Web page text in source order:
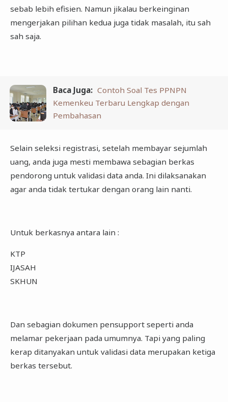
sebab lebih efisien. Namun jikalau berkeinginan
mengerjakan pilihan kedua juga tidak masalah, itu sah
sah saja.
Baca Juga: Contoh Soal Tes PPNPN
Kemenkeu Terbaru Lengkap dengan
Pembahasan
Selain seleksi registrasi, setelah membayar sejumlah
uang, anda juga mesti membawa sebagian berkas
pendorong untuk validasi data anda. Ini dilaksanakan
agar anda tidak tertukar dengan orang lain nanti.
Untuk berkasnya antara lain :
KTP
IJASAH
SKHUN
Dan sebagian dokumen pensupport seperti anda
melamar pekerjaan pada umumnya. Tapi yang paling
kerap ditanyakan untuk validasi data merupakan ketiga
berkas tersebut.